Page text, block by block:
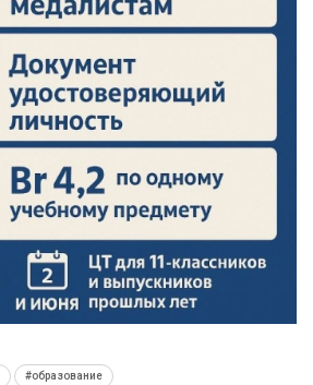
#образование